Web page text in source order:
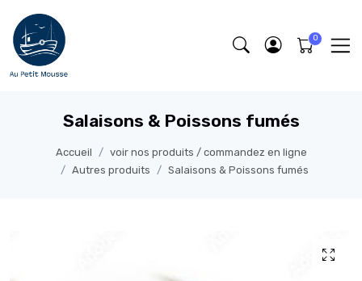
Salaisons & Poissons fumés
Accueil
voir nos produits / commandez en ligne
Autres produits
Salaisons & Poissons fumés